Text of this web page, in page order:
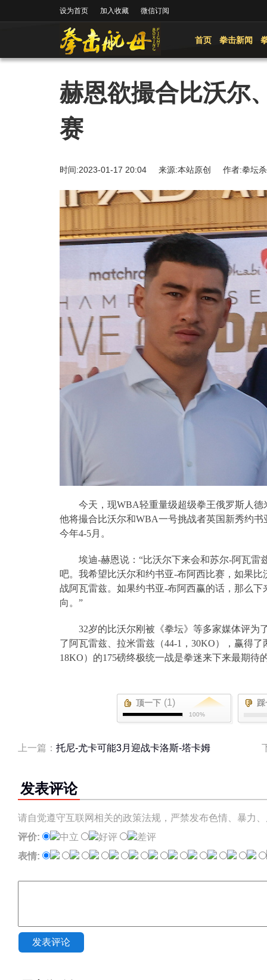
设为首页 加入收藏 微信订阅
首页 拳击新闻
赫恩欲撮合比沃尔
赛
时间:2023-01-17 20:04 来源:本站原创 作者:拳
今天，现WBA轻重量级超级拳王俄罗斯人德
他将撮合比沃尔和WBA一号挑战者英国新秀约书
今年4-5月。
埃迪-赫恩说：“比沃尔下来会和苏尔-阿瓦雷
吧。我希望比沃尔和约书亚-布阿西比赛，如果比
战阿瓦雷兹。如果约书亚-布阿西赢的话，那么下
向。”
32岁的比沃尔刚被《拳坛》等多家媒体评为
了阿瓦雷兹、拉米雷兹（44-1 ， 30KO），赢得了
18KO）的175磅终极统一战是拳迷来下来最期待
顶一下 (1)
100%
上一篇： 托尼-尤卡可能3月迎战卡洛斯-塔卡姆
发表评论
请自觉遵守互联网相关的政策法规，严禁发布色情、暴力
评价:
中立 好评
差评
表情:
发表评论